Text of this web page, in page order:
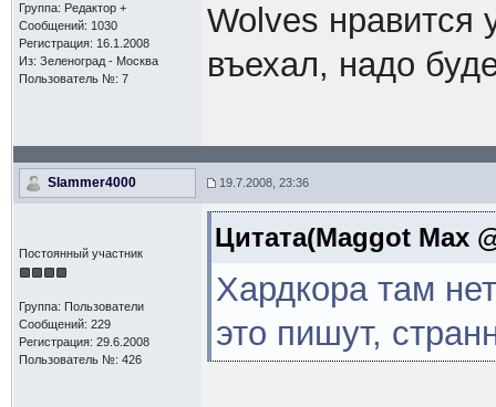
Группа: Редактор +
Сообщений: 1030
Регистрация: 16.1.2008
Из: Зеленоград - Москва
Пользователь №: 7
Wolves нравится
въехал, надо
Slammer4000 19.7.2008, 23:36
Постоянный участник
Группа: Пользователи
Сообщений: 229
Регистрация: 29.6.2008
Пользователь №: 426
Цитата(Maggot Max
Хардкора там
это пишут,